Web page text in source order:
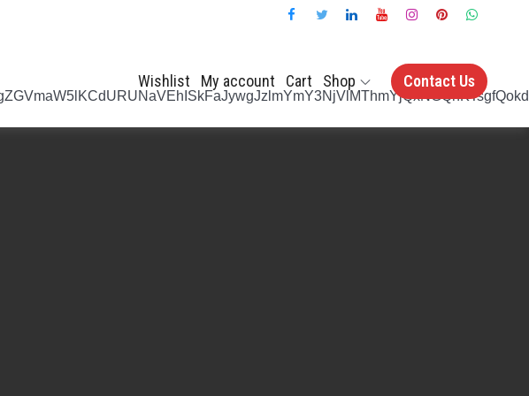
Wishlist My account Cart Shop Contact Us